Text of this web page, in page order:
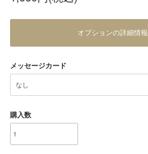
オプションの詳細情報
メッセージカード
購入数